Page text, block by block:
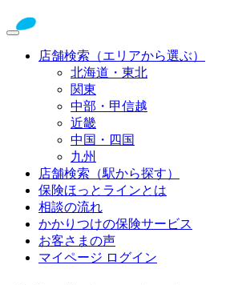
店舗検索（エリアから選ぶ）
北海道・東北
関東
中部・甲信越
近畿
中国・四国
九州
店舗検索（駅から探す）
保険ほっとラインとは
相談の流れ
かかりつけの保険サービス
お客さまの声
マイページ ログイン